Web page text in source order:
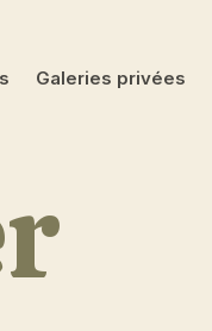
Galeries privées